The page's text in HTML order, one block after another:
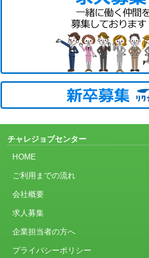
チャレジョブセンター
HOME
ご利用までの流れ
会社概要
求人募集
企業担当者の方へ
プライバシーポリシー